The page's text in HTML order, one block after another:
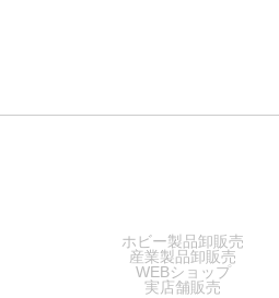
ホビー製品卸販売
産業製品卸販売
WEBショップ
実店舗販売